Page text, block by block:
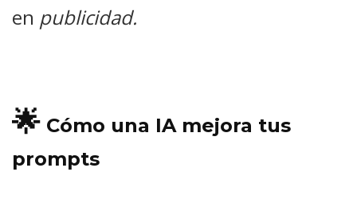
en publicidad.
🌟 Cómo una IA mejora tus
prompts